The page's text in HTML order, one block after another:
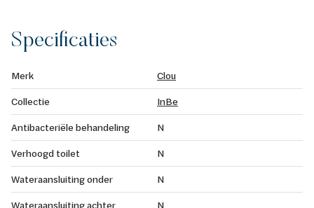
Specificaties
Merk
Clou
Collectie
InBe
Antibacteriële behandeling
N
Verhoogd toilet
N
Wateraansluiting onder
N
Wateraansluiting achter
N